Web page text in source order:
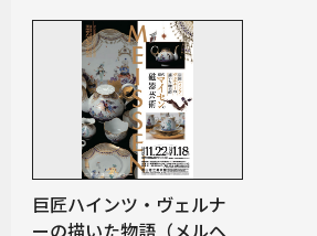
巨匠ハインツ・ヴェルナ